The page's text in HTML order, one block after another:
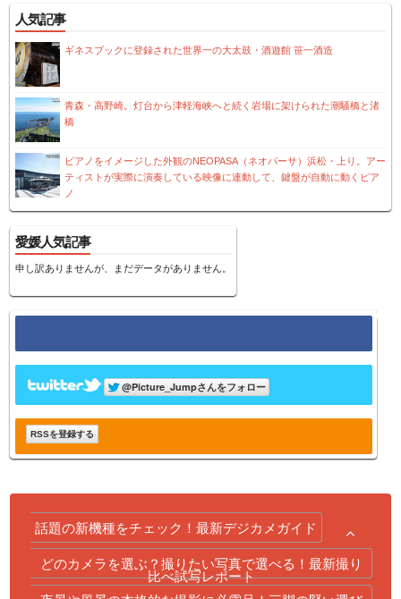
navigation
人気記事
ギネスブックに登録された世界一の大太鼓・酒遊館 笹一酒造
青森・高野崎。灯台から津軽海峡へと続く岩場に架けられた潮騒橋と渚
橋
ピアノをイメージした外観のNEOPASA（ネオパーサ）浜松・上り。アー
ティストが実際に演奏している映像に連動して、鍵盤が自動に動くピア
ノ
愛媛人気記事
申し訳ありませんが、まだデータがありません。
RSSを登録する
話題の新機種をチェック！最新デジカメガイド
どのカメラを選ぶ？撮りたい写真で選べる！最新撮り
比べ試写レポート